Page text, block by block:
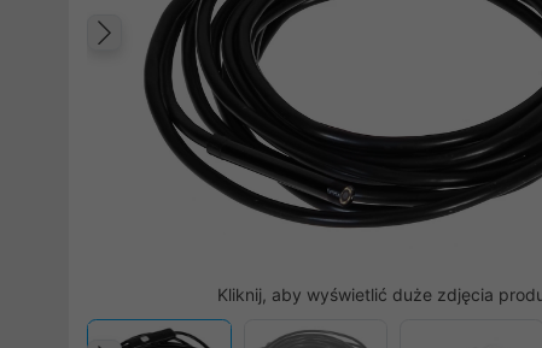
Poprzedni
Kliknij, aby wyświetlić duże zdjęcia